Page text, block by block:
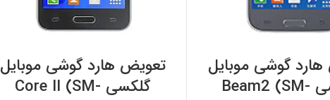
گوشی موبایل
گلکسی Beam2 (SM-
تعویض هارد گوشی موبایل
گلکسی Core II (SM-